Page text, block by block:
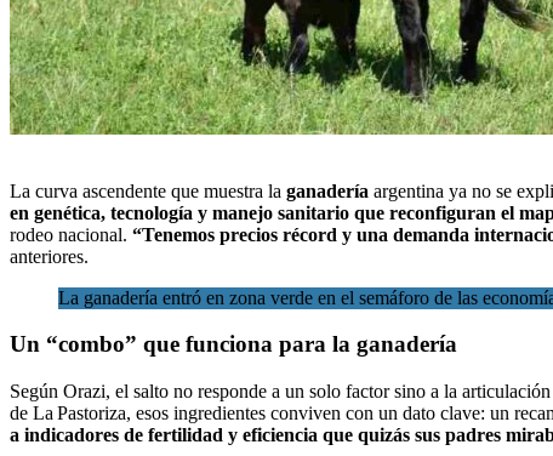
La curva ascendente que muestra la ganadería argentina ya no se
en genética, tecnología y manejo sanitario que reconfiguran el
rodeo nacional. “Tenemos precios récord y una demanda
anteriores.
La ganadería entró en zona verde en el semáforo de las
Un “combo” que funciona para la ganadería
Según Orazi, el salto no responde a un solo factor sino a la
de La Pastoriza, esos ingredientes conviven con un dato clave: un
a indicadores de fertilidad y eficiencia que quizás sus padres